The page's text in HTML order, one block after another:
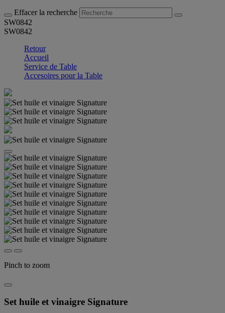
Effacer la recherche
SW0842
SW0842
Retour
Accueil
Service de Table
Accesoires pour la Table
Pinch to zoom
Set huile et vinaigre Signature